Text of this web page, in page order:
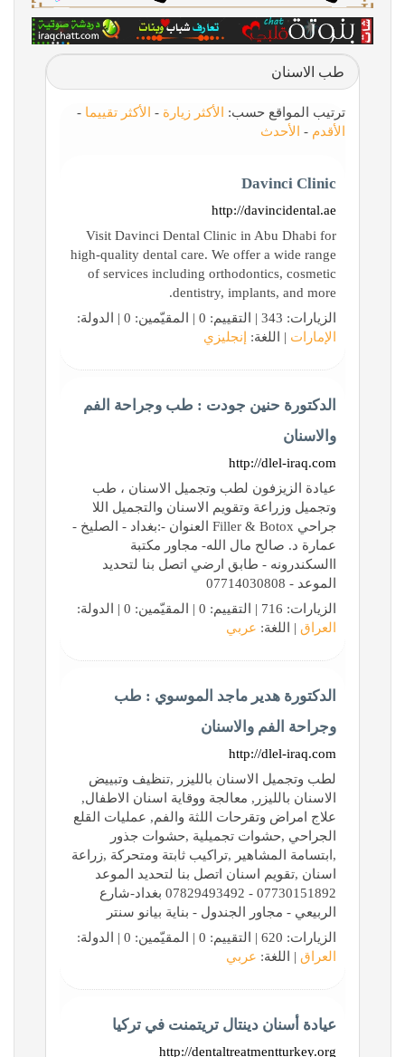
طب الاسنان
ترتيب المواقع حسب: الأكثر زيارة - الأكثر تقييما -
الأقدم - الأحدث
Davinci Clinic
http://davincidental.ae
Visit Davinci Dental Clinic in Abu Dhabi for
high-quality dental care. We offer a wide range
of services including orthodontics, cosmetic
dentistry, implants, and more.
الزيارات: 343 | التقييم: 0 | المقيّمين: 0 | الدولة:
الإمارات | اللغة: إنجليزي
الدكتورة حنين جودت : طب وجراحة الفم
والاسنان
http://dlel-iraq.com
عيادة الزيزفون لطب وتجميل الاسنان ، طب
وتجميل وزراعة وتقويم الاسنان والتجميل اللا
جراحي Filler & Botox العنوان -:بغداد - الصليخ -
عمارة د. صالح مال الله- مجاور مكتبة
االسكندرونه - طابق ارضي اتصل بنا لتحديد
الموعد - 07714030808
الزيارات: 716 | التقييم: 0 | المقيّمين: 0 | الدولة:
العراق | اللغة: عربي
الدكتورة هدير ماجد الموسوي : طب
وجراحة الفم والاسنان
http://dlel-iraq.com
لطب وتجميل الاسنان بالليزر ,تنظيف وتبييض
الاسنان بالليزر, معالجة ووقاية اسنان الاطفال,
علاج امراض وتقرحات اللثة والفم, عمليات القلع
الجراحي ,حشوات تجميلية ,حشوات جذور
,ابتسامة المشاهير ,تراكيب ثابتة ومتحركة ,زراعة
اسنان ,تقويم اسنان اتصل بنا لتحديد الموعد
07730151892 - 07829493492 بغداد-شارع
الربيعي - مجاور الجندول - بناية بيانو سنتر
الزيارات: 620 | التقييم: 0 | المقيّمين: 0 | الدولة:
العراق | اللغة: عربي
عيادة أسنان دينتال تريتمنت في تركيا
http://dentaltreatmentturkey.org